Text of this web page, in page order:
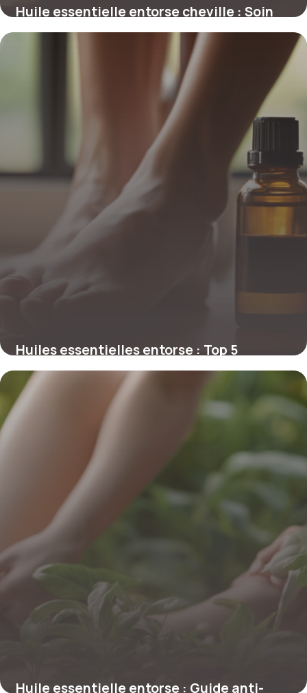
Huile essentielle entorse cheville : Soin
naturel
Huiles essentielles entorse : Top 5
efficaces
7 mai 2026
Huile essentielle entorse : Guide anti-